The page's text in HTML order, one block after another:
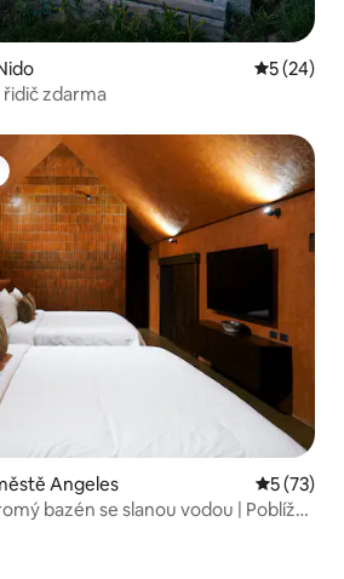
Průměrné
5 (24)
řidič zdarma
u hostů
Angeles Průměrné
5 (73)
bazén se slanou vodou | Poblíž